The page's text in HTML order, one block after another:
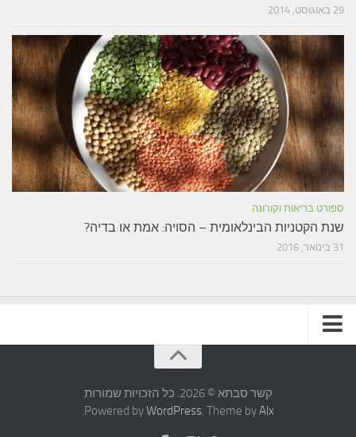
29 באוגוסט, 2014
ספורט בריאות וקורונה
שנת הקטניות הבינלאומית – הסויה: אמת או בדיה?
31 בינואר, 2016
קשר סבתא © 2026. כל הזכויות שמורות
Powered byWordPress. Theme byAlx
.